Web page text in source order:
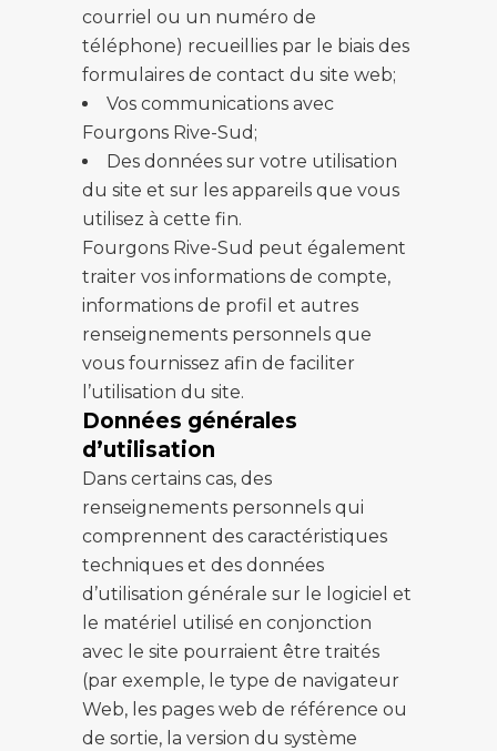
courriel ou un numéro de
téléphone) recueillies par le biais des
formulaires de contact du site web;
Vos communications avec
Fourgons Rive-Sud;
Des données sur votre utilisation
du site et sur les appareils que vous
utilisez à cette fin.
Fourgons Rive-Sud peut également
traiter vos informations de compte,
informations de profil et autres
renseignements personnels que
vous fournissez afin de faciliter
l’utilisation du site.
Données générales
d’utilisation
Dans certains cas, des
renseignements personnels qui
comprennent des caractéristiques
techniques et des données
d’utilisation générale sur le logiciel et
le matériel utilisé en conjonction
avec le site pourraient être traités
(par exemple, le type de navigateur
Web, les pages web de référence ou
de sortie, la version du système